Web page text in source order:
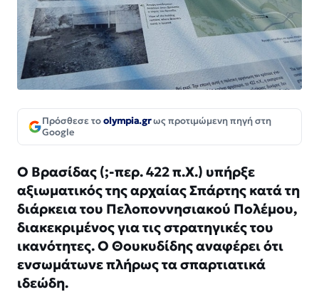
Πρόσθεσε τοolympia.grως προτιμώμενη πηγή στη
Google
Ο Βρασίδας (;-περ. 422 π.Χ.) υπήρξε
αξιωματικός της αρχαίας Σπάρτης κατά τη
διάρκεια του Πελοποννησιακού Πολέμου,
διακεκριμένος για τις στρατηγικές του
ικανότητες. Ο Θουκυδίδης αναφέρει ότι
ενσωμάτωνε πλήρως τα σπαρτιατικά
ιδεώδη.